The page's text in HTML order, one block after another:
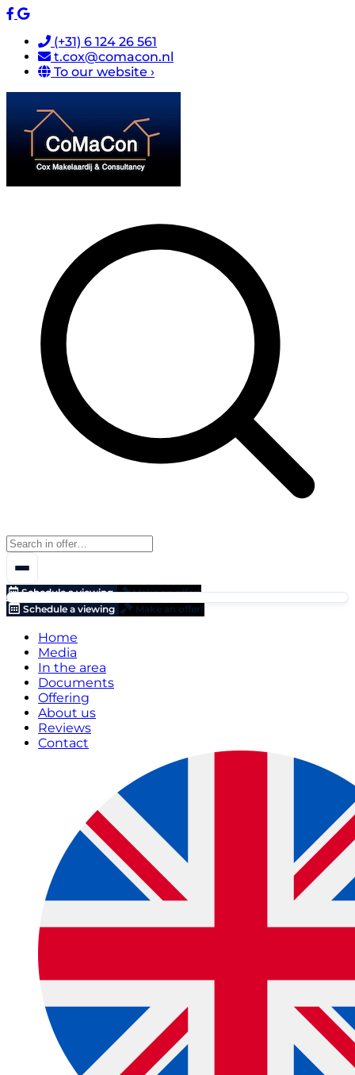
(+31) 6 124 26 561
t.cox@comacon.nl
To our website ›
Schedule a viewing
Make an offer!
Schedule a viewing
Make an offer!
Home
Media
In the area
Documents
Offering
About us
Reviews
Contact